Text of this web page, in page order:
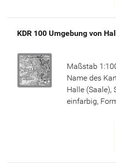
KDR 100 Umgebung von
Maßstab
Name des
Halle (Saale),
einfarbig,